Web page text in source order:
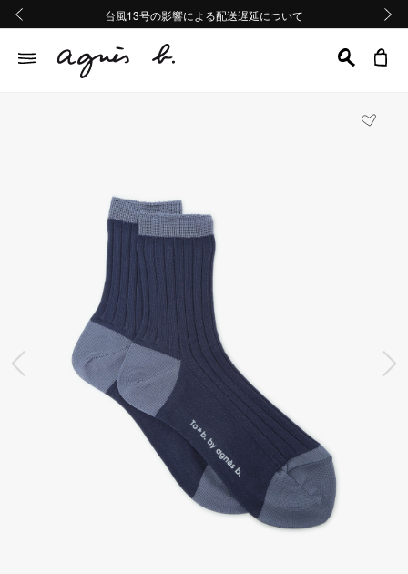
熊本地域地震の影響による配送遅延について
Summer Sale 2buy10%OFF!!
台風13号の影響による配送遅延について
熊本地域地震の影響による配送遅延について
Summer Sale 2buy10%OFF!!
前の画像